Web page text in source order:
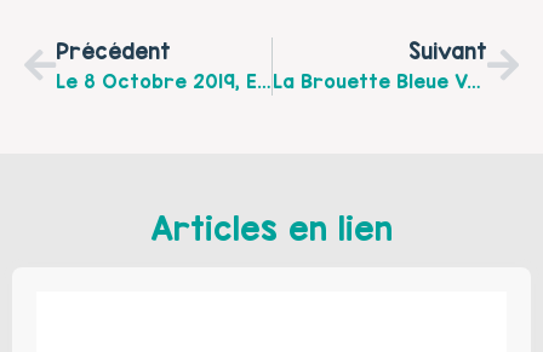
Précédent
Le 8 Octobre 2019, ELSAA Vous Invite À La Fête Des Aidants Sur L’Audomarois
Suivant
La Brouette Bleue Vous Invite À Une Sortie En Famille, Direction Lille, Le 28 Septembre 2019 !
Articles en lien